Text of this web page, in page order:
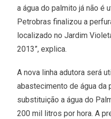
a água do palmito já não é
Petrobras finalizou a
localizado no Jardim
2013”, explica.
A nova linha adutora será
abastecimento de água da
substituição a água do
200 mil litros por hora. A